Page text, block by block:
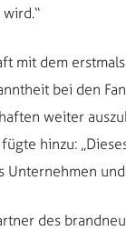
mit dem
bei den
weiter
fügte hinzu:
Unternehmen
des